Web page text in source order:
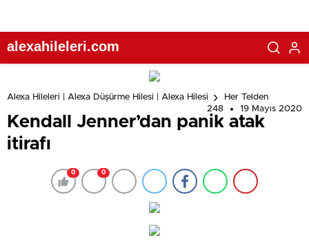
alexahileleri.com
Alexa Hileleri | Alexa Düşürme Hilesi | Alexa Hilesi
Her Telden
248
19 Mayıs 2020
Kendall Jenner’dan panik atak
itirafı
0 0